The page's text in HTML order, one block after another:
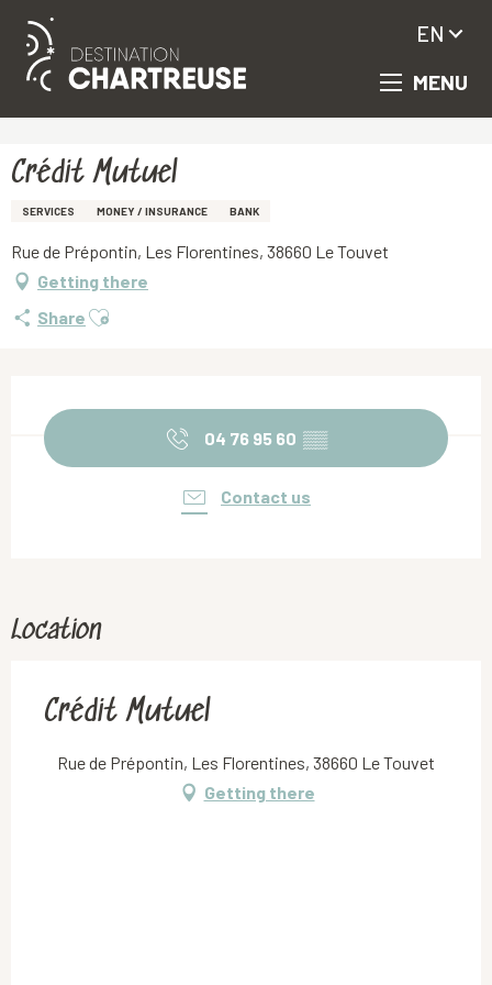
Aller
principal
MENU
EN
Crédit Mutuel
SERVICES MONEY / INSURANCE BANK
Rue de Prépontin, Les Florentines, 38660 Le Touvet
Getting there
Share Ajouter aux favoris
04 76 95 60 ▒▒
Contact us
Location
Crédit Mutuel
Rue de Prépontin, Les Florentines, 38660 Le Touvet
Getting there